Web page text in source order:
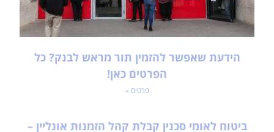
הידעת שאפשר להזמין תור מראש לבנק? כל
הפרטים כאן!
פרטים »
ביטוח לאומי סכנין קבלת קהל הזמנות אונליין –